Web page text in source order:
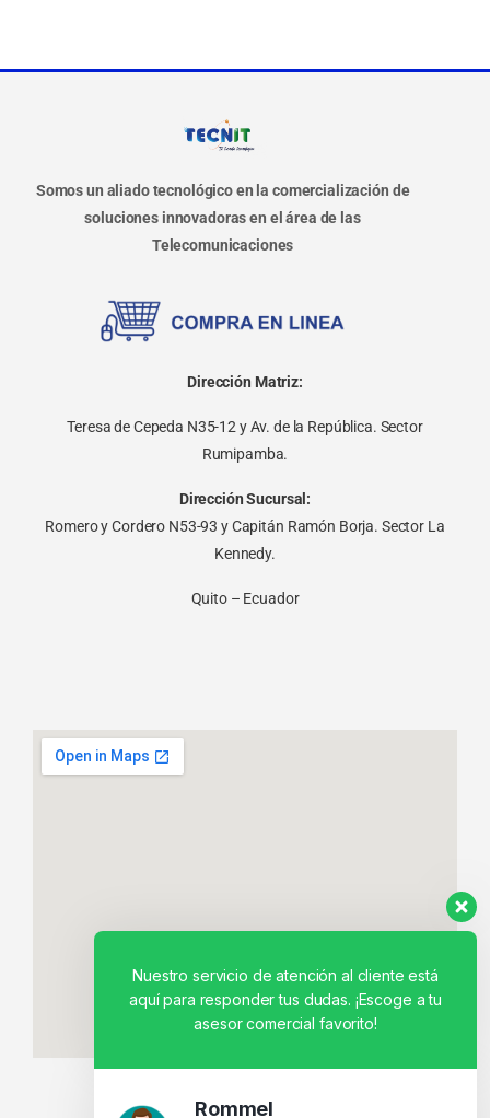
Somos un aliado tecnológico en la comercialización de
soluciones innovadoras en el área de las
Telecomunicaciones
Dirección Matriz:
Teresa de Cepeda N35-12 y Av. de la República. Sector
Rumipamba.
Dirección Sucursal:
Romero y Cordero N53-93 y Capitán Ramón Borja. Sector La
Kennedy.
Quito – Ecuador
Nuestro servicio de atención al cliente está
aquí para responder tus dudas. ¡Escoge a tu
asesor comercial favorito!
Rommel